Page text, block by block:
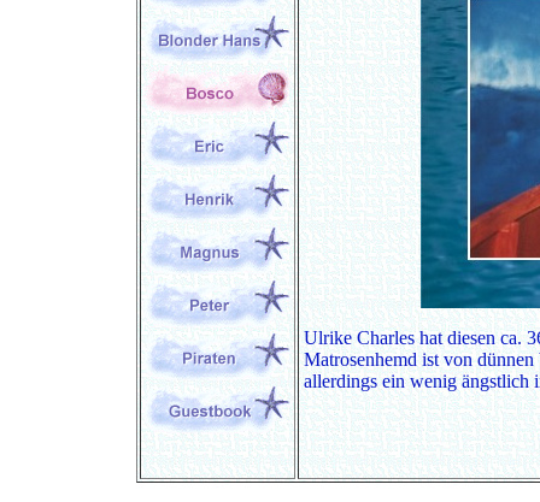
Ulrike Charles hat diesen ca.
Matrosenhemd ist von
allerdings ein wenig ängstlich